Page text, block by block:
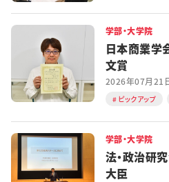
学部・大学院
日本商業
文賞
2026年07月21
ピックアップ
学部・大学院
法・政治研
大臣